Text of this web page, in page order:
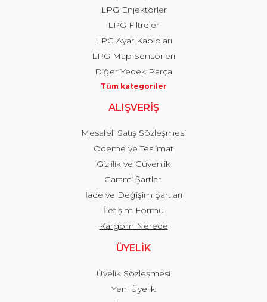
LPG Enjektörler
LPG Filtreler
LPG Ayar Kabloları
LPG Map Sensörleri
Diğer Yedek Parça
Tüm kategoriler
ALIŞVERİŞ
Mesafeli Satış Sözleşmesi
Ödeme ve Teslimat
Gizlilik ve Güvenlik
Garanti Şartları
İade ve Değişim Şartları
İletişim Formu
Kargom Nerede
ÜYELİK
Üyelik Sözleşmesi
Yeni Üyelik